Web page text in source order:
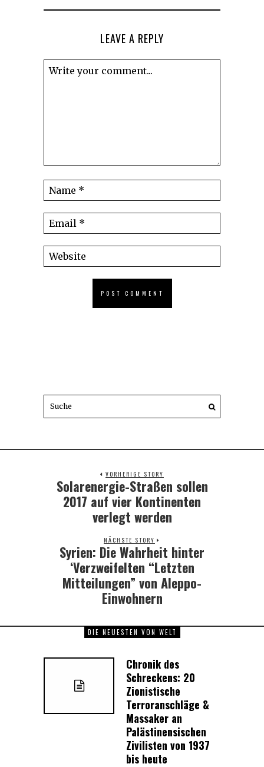
LEAVE A REPLY
VORHERIGE STORY
Previous
post:
Solarenergie-Straßen sollen
2017 auf vier Kontinenten
verlegt werden
NÄCHSTE STORY
Next
post:
Syrien: Die Wahrheit hinter
‘Verzweifelten “Letzten
Mitteilungen” von Aleppo-
Einwohnern
DIE NEUESTEN VON WELT
Chronik des
Schreckens: 20
Zionistische
Terroranschläge &
Massaker an
Palästinensischen
Zivilisten von 1937
bis heute